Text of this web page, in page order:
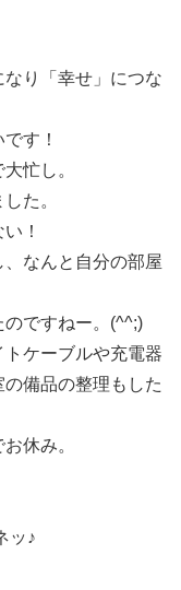
り「幸せ」につな
す！
忙し。
た。
！
なんと自分の部屋
のですねー。(^^;)
ケーブルや充電器
備品の整理もした
休み。
ッ♪